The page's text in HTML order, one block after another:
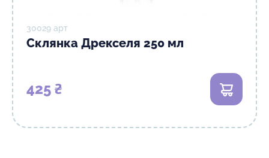
30029 арт
Склянка Дрекселя 250 мл
425 ₴ В кошик